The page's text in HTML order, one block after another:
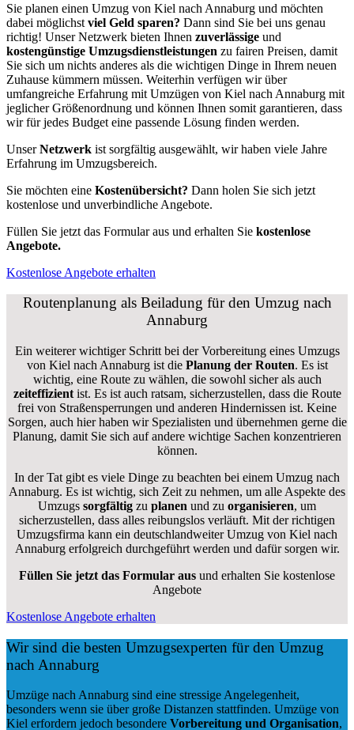
Sie planen einen Umzug von Kiel nach Annaburg und möchten
dabei möglichst viel Geld sparen? Dann sind Sie bei uns genau
richtig! Unser Netzwerk bieten Ihnen zuverlässige und
kostengünstige Umzugsdienstleistungen zu fairen Preisen, damit
Sie sich um nichts anderes als die wichtigen Dinge in Ihrem neuen
Zuhause kümmern müssen. Weiterhin verfügen wir über
umfangreiche Erfahrung mit Umzügen von Kiel nach Annaburg mit
jeglicher Größenordnung und können Ihnen somit garantieren, dass
wir für jedes Budget eine passende Lösung finden werden.
UnserNetzwerk ist sorgfältig ausgewählt, wir haben viele Jahre
Erfahrung im Umzugsbereich.
Sie möchten eine Kostenübersicht? Dann holen Sie sich jetzt
kostenlose und unverbindliche Angebote.
Füllen Sie jetzt das Formular aus und erhalten Sie kostenlose
Angebote.
Kostenlose Angebote erhalten
Routenplanung als Beiladung für den Umzug nach
Annaburg
Ein weiterer wichtiger Schritt bei der Vorbereitung eines Umzugs
von Kiel nach Annaburg ist diePlanung der Routen. Es ist
wichtig, eine Route zu wählen, die sowohl sicher als auch
zeiteffizientist. Es ist auch ratsam, sicherzustellen, dass die Route
frei von Straßensperrungen und anderen Hindernissen ist. Keine
Sorgen, auch hier haben wir Spezialisten und übernehmen gerne die
Planung, damit Sie sich auf andere wichtige Sachen konzentrieren
können.
In der Tat gibt es viele Dinge zu beachten bei einem Umzug nach
Annaburg. Es ist wichtig, sich Zeit zu nehmen, um alle Aspekte des
Umzugs sorgfältig zu planen und zu organisieren, um
sicherzustellen, dass alles reibungslos verläuft. Mit der richtigen
Umzugsfirma kann ein deutschlandweiter Umzug von Kiel nach
Annaburg erfolgreich durchgeführt werden und dafür sorgen wir.
Füllen Sie jetzt das Formular aus und erhalten Sie kostenlose
Angebote
Kostenlose Angebote erhalten
Wir sind die besten Umzugsexperten für den Umzug
nach Annaburg
Umzüge nach Annaburg sind eine stressige Angelegenheit,
besonders wenn sie über große Distanzen stattfinden. Umzüge von
Kiel erfordern jedoch besondere Vorbereitung und Organisation,